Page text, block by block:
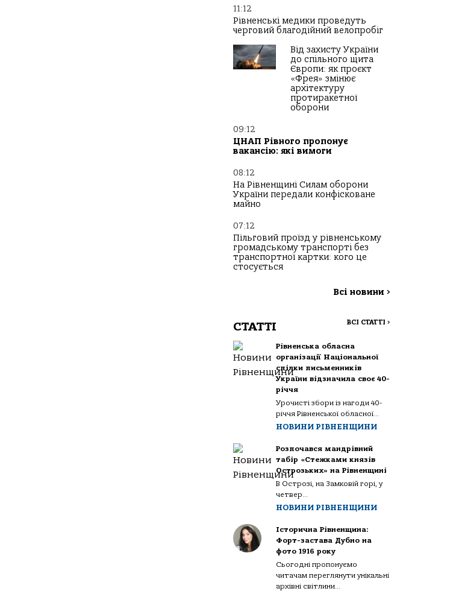
11:12
Рівненські медики проведуть
черговий благодійний велопробіг
Від захисту України
до спільного щита
Європи: як проєкт
«Фрея» змінює
архітектуру
протиракетної
оборони
09:12
ЦНАП Рівного пропонує
вакансію: які вимоги
08:12
На Рівненщині Силам оборони
України передали конфісковане
майно
07:12
Пільговий проїзд у рівненському
громадському транспорті без
транспортної картки: кого це
стосується
Всі новини >
СТАТТІ ВСІ СТАТТІ >
Рівненська обласна
організації Національної
спілки письменників
України відзначила своє 40-
річчя
Урочисті збори із нагоди 40-
річчя Рівненської обласної...
НОВИНИ РІВНЕНЩИНИ
Розпочався мандрівний
табір «Стежками князів
Острозьких» на Рівненщині
В Острозі, на Замковій горі, у
четвер...
НОВИНИ РІВНЕНЩИНИ
Історична Рівненщина:
Форт-застава Дубно на
фото 1916 року
Сьогодні пропонуємо
читачам переглянути унікальні
архівні світлини...